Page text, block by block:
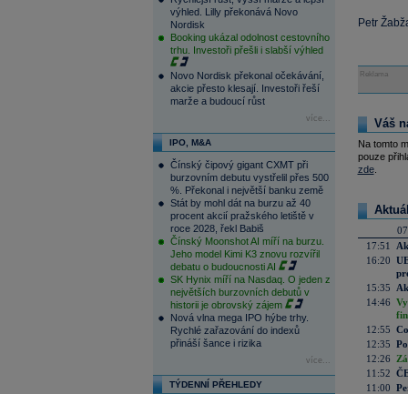
výhled. Lilly překonává Novo
Nordisk
Booking ukázal odolnost cestovního
trhu. Investoři přešli i slabší výhled
Novo Nordisk překonal očekávání,
akcie přesto klesají. Investoři řeší
marže a budoucí růst
více...
IPO, M&A
Čínský čipový gigant CXMT při
burzovním debutu vystřelil přes 500
%. Překonal i největší banku země
Stát by mohl dát na burzu až 40
procent akcií pražského letiště v
roce 2028, řekl Babiš
Čínský Moonshot AI míří na burzu.
Jeho model Kimi K3 znovu rozvířil
debatu o budoucnosti AI
SK Hynix míří na Nasdaq. O jeden z
největších burzovních debutů v
historii je obrovský zájem
Nová vlna mega IPO hýbe trhy.
Rychlé zařazování do indexů
přináší šance i rizika
více...
TÝDENNÍ PŘEHLEDY
Petr
Reklama
Váš
Na tomto
pouze
zde.
17:51
16:20
15:35
14:46
12:55
12:35
12:26
11:52
11:00